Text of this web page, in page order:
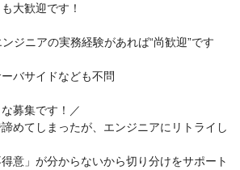
大歓迎です！
ジニアの実務経験があれば“尚歓迎”です
バサイドなども不問
募集です！／
めてしまったが、エンジニアにリトライし
意」が分からないから切り分けをサポート